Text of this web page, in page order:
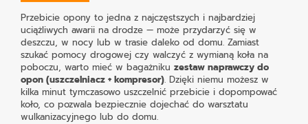
Przebicie opony to jedna z najczęstszych i najbardziej
uciążliwych awarii na drodze — może przydarzyć się w
deszczu, w nocy lub w trasie daleko od domu. Zamiast
szukać pomocy drogowej czy walczyć z wymianą koła na
poboczu, warto mieć w bagażniku zestaw naprawczy do
opon (uszczelniacz + kompresor). Dzięki niemu możesz w
kilka minut tymczasowo uszczelnić przebicie i dopompować
koło, co pozwala bezpiecznie dojechać do warsztatu
wulkanizacyjnego lub do domu.